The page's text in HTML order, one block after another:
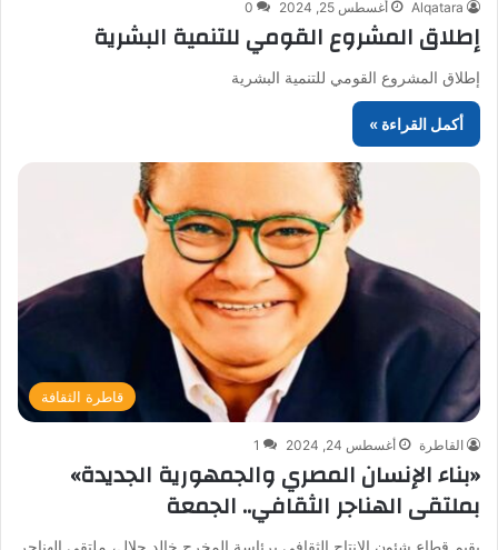
Alqatara أغسطس 25, 2024 0
إطلاق المشروع القومي للتنمية البشرية
إطلاق المشروع القومي للتنمية البشرية
أكمل القراءة »
قاطرة الثقافة
القاطرة أغسطس 24, 2024 1
«بناء الإنسان المصري والجمهورية الجديدة»
بملتقى الهناجر الثقافي.. الجمعة